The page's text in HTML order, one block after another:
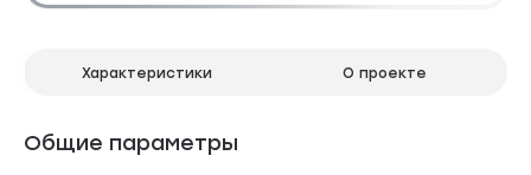
Характеристики О проекте
Общие параметры